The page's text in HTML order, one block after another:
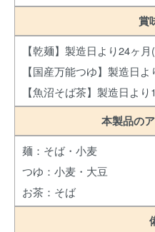
賞
【乾麺】製造日より24ヶ
【国産万能つゆ】製造日よ
【魚沼そば茶】製造日より
本製品の
麺：そば・小麦
つゆ：小麦・大豆
お茶：そば